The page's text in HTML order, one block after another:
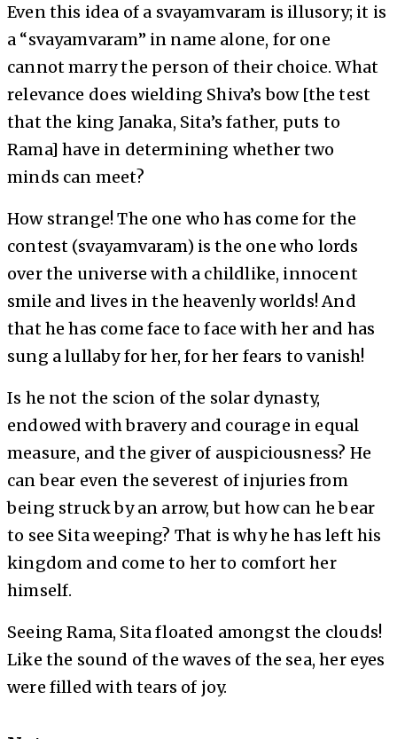
Even this idea of a svayamvaram is illusory; it is
a “svayamvaram” in name alone, for one
cannot marry the person of their choice. What
relevance does wielding Shiva’s bow [the test
that the king Janaka, Sita’s father, puts to
Rama] have in determining whether two
minds can meet?
How strange! The one who has come for the
contest (svayamvaram) is the one who lords
over the universe with a childlike, innocent
smile and lives in the heavenly worlds! And
that he has come face to face with her and has
sung a lullaby for her, for her fears to vanish!
Is he not the scion of the solar dynasty,
endowed with bravery and courage in equal
measure, and the giver of auspiciousness? He
can bear even the severest of injuries from
being struck by an arrow, but how can he bear
to see Sita weeping? That is why he has left his
kingdom and come to her to comfort her
himself.
Seeing Rama, Sita floated amongst the clouds!
Like the sound of the waves of the sea, her eyes
were filled with tears of joy.